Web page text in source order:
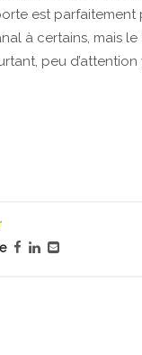
est
à certains, mais
peu